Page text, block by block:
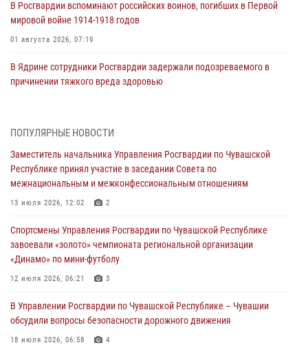
В Росгвардии вспоминают российских воинов, погибших в Первой
мировой войне 1914-1918 годов
01 августа 2026, 07:19
В Ядрине сотрудники Росгвардии задержали подозреваемого в
причинении тяжкого вреда здоровью
1 августа – День дежурной службы войск национальной гвардии
Директор Росгвардии Герой России генерал армии Виктор Золотов
поздравил специалистов подразделений тыла с профессиональным
01 августа 2026, 00:01
В Чебоксарах при участии спецназа Росгвардии изъята крупная
партия немаркированной никотиносодержащей продукции (видео)
Сотрудник вневедомственной охраны Росгвардии рассказал
корреспонденту Издательского дома «Хыпар» о службе в ВДВ
ПОПУЛЯРНЫЕ НОВОСТИ
Заместитель начальника Управления Росгвардии по Чувашской
Республике принял участие в заседании Совета по
межнациональным и межконфессиональным отношениям
13 июля 2026, 12:02 2
Спортсмены Управления Росгвардии по Чувашской Республике
завоевали «золото» чемпионата региональной организации
«Динамо» по мини-футболу
12 июля 2026, 06:21 3
В Управлении Росгвардии по Чувашской Республике – Чувашии
обсудили вопросы безопасности дорожного движения
18 июля 2026, 06:58 4